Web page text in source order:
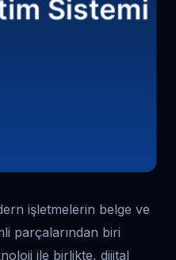
işletmelerin belge ve
parçalarından biri
ile birlikte, dijital